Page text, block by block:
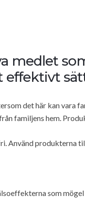
medlet
effektivt
det här kan vara
familjens hem.
Använd produkterna
som